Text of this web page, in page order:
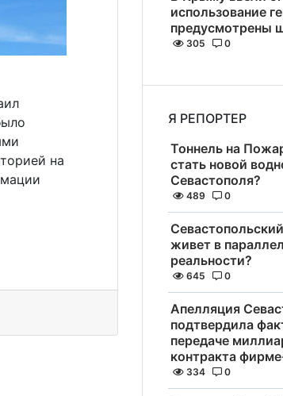
на
использование
предусмотрены
305 0
Я РЕПОРТЕР
Тоннель на
стать новой
Севастополя?
489 0
живет в
реальности?
645 0
Апелляция
подтвердила
передаче
контракта
334 0